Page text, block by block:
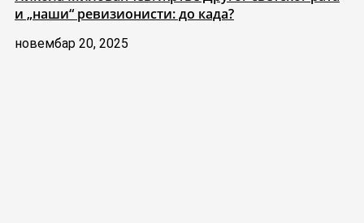
и „наши“ ревизионисти: до када?
новембар 20, 2025